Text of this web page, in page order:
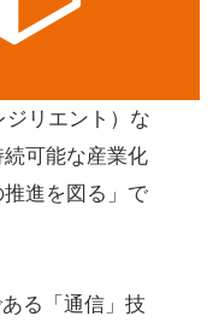
ジリエント）な
可能な産業化
進を図る」で
る「通信」技